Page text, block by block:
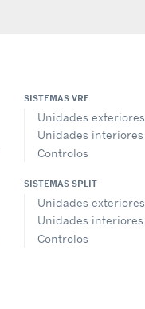
SISTEMAS VRF
Unidades exteriores
Unidades interiores
Controlos
SISTEMAS SPLIT
Unidades exteriores
Unidades interiores
Controlos